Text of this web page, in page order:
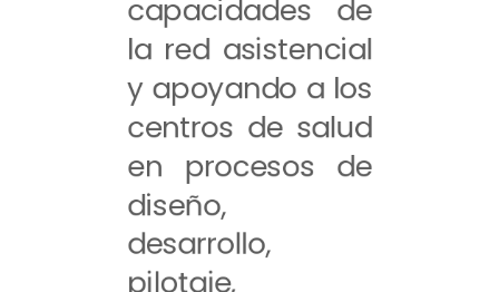
capacidades de
la red asistencial
y apoyando a los
centros de salud
en procesos de
diseño,
desarrollo,
pilotaje,